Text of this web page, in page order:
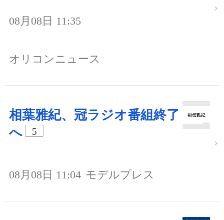
08月08日 11:35
オリコンニュース
相葉雅紀、冠ラジオ番組終了
へ
5
08月08日 11:04 モデルプレス